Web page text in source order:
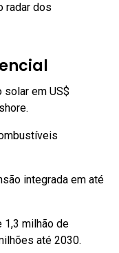
radar dos
solar em US$
integrada em até
1,3 milhão de
até 2030.